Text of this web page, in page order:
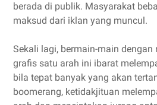
berada di publik. Masyarakat
maksud dari iklan yang muncul.
Sekali lagi, bermain-main dengan
grafis satu arah ini ibarat
bila tepat banyak yang akan
boomerang, ketidakjituan